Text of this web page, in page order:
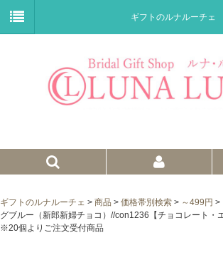
ギフトのルナルーチェ
プチギフト
ギフトのルナルーチェ > 商品 > 価格帯別検索 > ～499円 >
グブルー（新郎新婦チョコ）//con1236【チョコレート・
※20個よりご注文受付商品